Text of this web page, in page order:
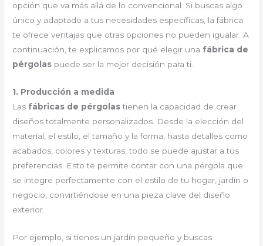
opción que va más allá de lo convencional. Si buscas algo
único y adaptado a tus necesidades específicas, la fábrica
te ofrece ventajas que otras opciones no pueden igualar. A
continuación, te explicamos por qué elegir una fábrica de
pérgolas puede ser la mejor decisión para ti.
1. Producción a medida
Las fábricas de pérgolastienen la capacidad de crear
diseños totalmente personalizados. Desde la elección del
material, el estilo, el tamaño y la forma, hasta detalles como
acabados, colores y texturas, todo se puede ajustar a tus
preferencias. Esto te permite contar con una pérgola que
se integre perfectamente con el estilo de tu hogar, jardín o
negocio, convirtiéndose en una pieza clave del diseño
exterior.
Por ejemplo, si tienes un jardín pequeño y buscas